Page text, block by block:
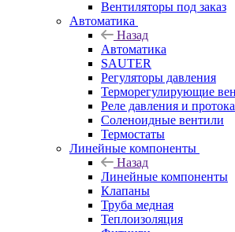
Вентиляторы под заказ
Автоматика
Назад
Автоматика
SAUTER
Регуляторы давления
Терморегулирующие
Реле давления и протока
Соленоидные вентили
Термостаты
Линейные компоненты
Назад
Линейные компоненты
Клапаны
Труба медная
Теплоизоляция